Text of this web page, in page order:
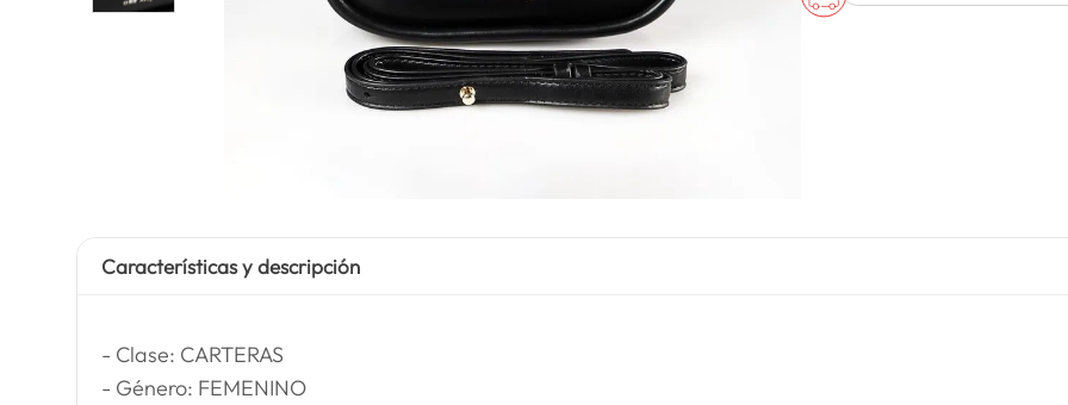
Características y descripción
- Clase: CARTERAS
- Género: FEMENINO